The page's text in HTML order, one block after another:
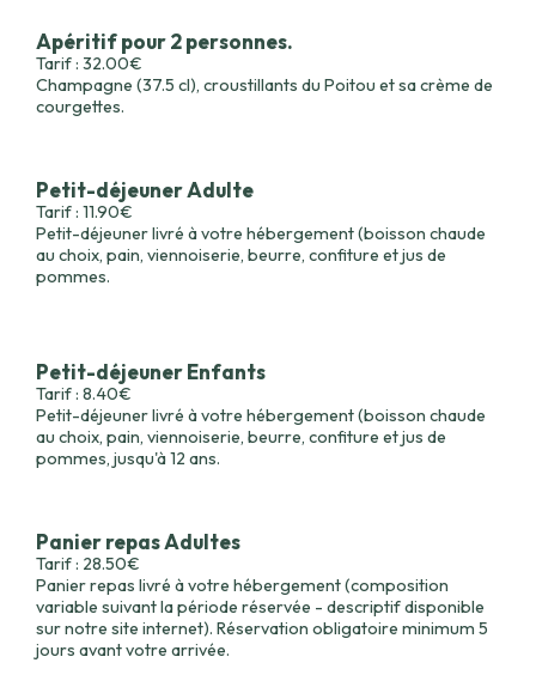
Apéritif pour 2 personnes.
Tarif : 32.00€
Champagne (37.5 cl), croustillants du Poitou et sa crème de
courgettes.
Petit-déjeuner Adulte
Tarif : 11.90€
Petit-déjeuner livré à votre hébergement (boisson chaude
au choix, pain, viennoiserie, beurre, confiture et jus de
pommes.
Petit-déjeuner Enfants
Tarif : 8.40€
Petit-déjeuner livré à votre hébergement (boisson chaude
au choix, pain, viennoiserie, beurre, confiture et jus de
pommes, jusqu'à 12 ans.
Panier repas Adultes
Tarif : 28.50€
Panier repas livré à votre hébergement (composition
variable suivant la période réservée - descriptif disponible
sur notre site internet). Réservation obligatoire minimum 5
jours avant votre arrivée.